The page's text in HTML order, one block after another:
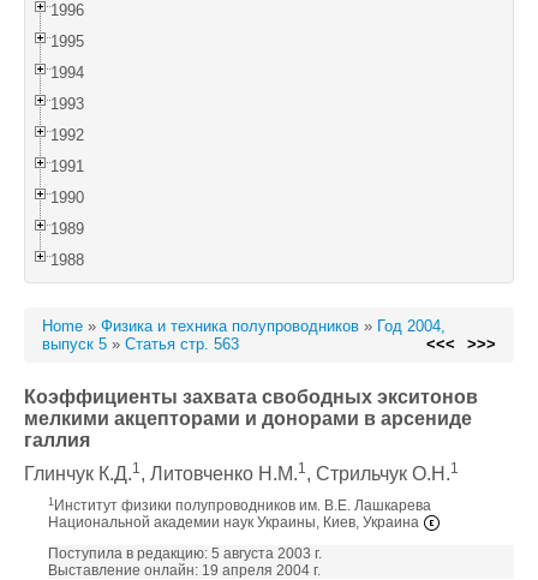
1996
1995
1994
1993
1992
1991
1990
1989
1988
Home » Физика и техника полупроводников » Год 2004,
выпуск 5 » Статья стр. 563 <<< >>>
Коэффициенты захвата свободных экситонов
мелкими акцепторами и донорами в арсениде
галлия
Глинчук К.Д.1, Литовченко Н.М.1, Стрильчук О.Н.1
1 Институт физики полупроводников им. В.Е. Лашкарева
Национальной академии наук Украины, Киев, Украина
Поступила в редакцию: 5 августа 2003 г.
Выставление онлайн: 19 апреля 2004 г.